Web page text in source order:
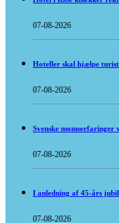
07-08-2026
Hoteller skal hjælpe
07-08-2026
Svenske
07-08-2026
I anledning af 45-års
07-08-2026